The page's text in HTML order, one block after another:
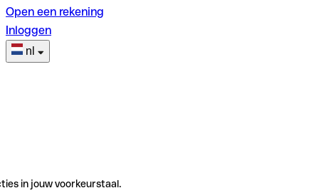
Open een rekening
Inloggen
nl
in jouw voorkeurstaal.